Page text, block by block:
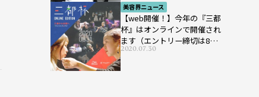
美容界ニュース
【web開催！】今年の『三都
杯』はオンラインで開催され
ます（エントリー締切は8月7
日まで）
2020.07.30